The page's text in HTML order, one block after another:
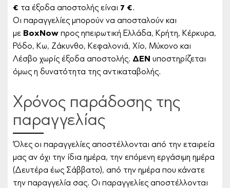
€ τα έξοδα αποστολής είναι 7 €.
Οι παραγγελίες μπορούν να αποσταλούν και
με BoxNow προς ηπειρωτική Ελλάδα, Κρήτη, Κέρκυρα,
Ρόδο, Κω, Ζάκυνθο, Κεφαλονιά, Χίο, Μύκονο και
Λέσβο χωρίς έξοδα αποστολής. ΔΕΝ υποστηρίζεται
όμως η δυνατότητα της αντικαταβολής.
Χρόνος παράδοσης της
παραγγελίας
Όλες οι παραγγελίες αποστέλλονται από την εταιρεία
μας αν όχι την ίδια ημέρα, την επόμενη εργάσιμη ημέρα
(Δευτέρα έως Σάββατο), από την ημέρα που κάνατε
την παραγγελία σας. Οι παραγγελίες αποστέλλονται